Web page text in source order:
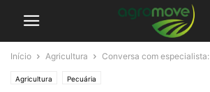
Início Agricultura Conversa com especialista:
Agricultura Pecuária